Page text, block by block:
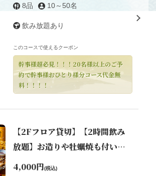
8品 10～50名
飲み放題あり
このコースで使えるクーポン
幹事様超必見！！！20名様以上のご予
約で幹事様おひとり様分コース代金無
料！！！！
【2Fフロア貸切】【2時間飲み
放題】お造りや牡蠣焼も付いた
お手軽スタンダードコース
4,000円(税込)
この店舗情報をシェアする
courses